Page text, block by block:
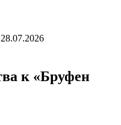
к «Бруфен